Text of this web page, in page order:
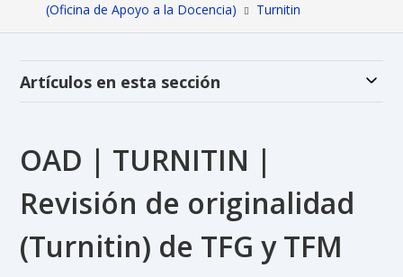
(Oficina de Apoyo a la Docencia)
Turnitin
Artículos en esta sección
OAD | TURNITIN |
Revisión de originalidad
(Turnitin) de TFG y TFM